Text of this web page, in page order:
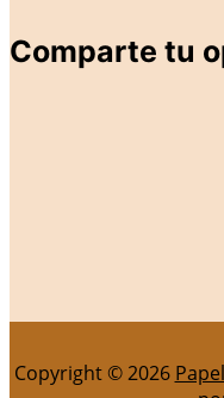
Comparte tu
Copyright © 2026